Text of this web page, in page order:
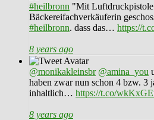
#heilbronn "Mit
Bäckereifachverkäuferin
#heilbronn. dass das… https://
8 years ago
@monikakleinsbr @amina_you
haben zwar nun schon 4 bzw. 3
inhaltlich… https://t.co/
8 years ago